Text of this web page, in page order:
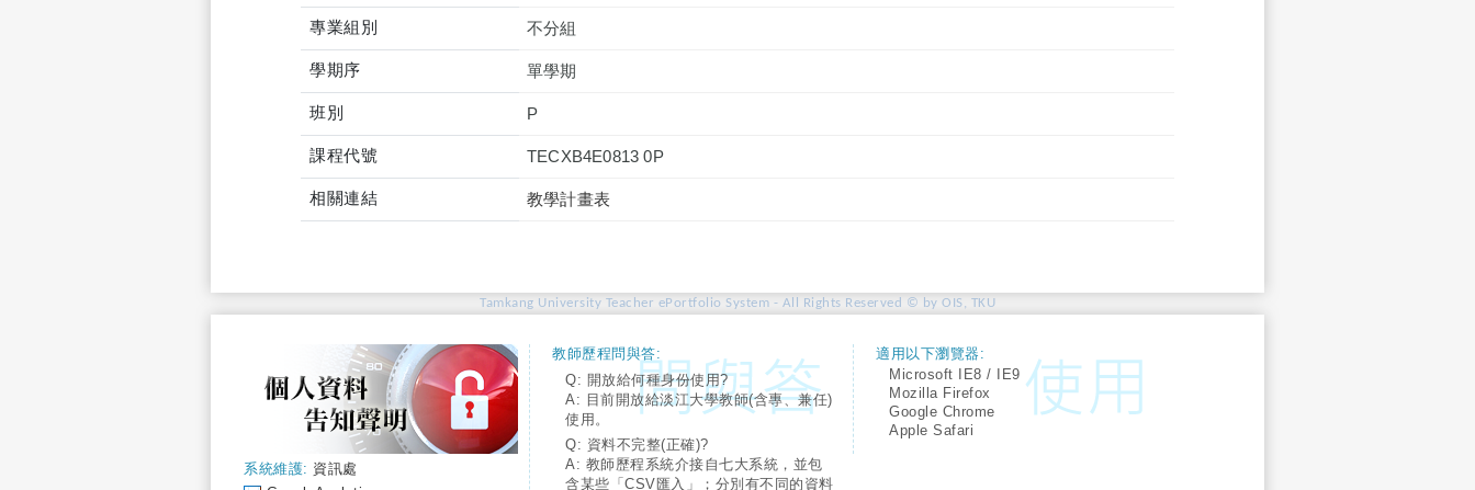
專業組別 不分組
學期序 單學期
班別 P
課程代號 TECXB4E0813 0P
相關連結 教學計畫表
Tamkang University Teacher ePortfolio System - All Rights Reserved © by OIS, TKU
系統維護: 資訊處
教師歷程問與答:
Q: 開放給何種身份使用?
A: 目前開放給淡江大學教師(含專、兼任)
使用。
Q: 資料不完整(正確)?
A: 教師歷程系統介接自七大系統，並包
含某些「CSV匯入」；分別有不同的資料
適用以下瀏覽器:
Microsoft IE8 / IE9
Mozilla Firefox
Google Chrome
Apple Safari